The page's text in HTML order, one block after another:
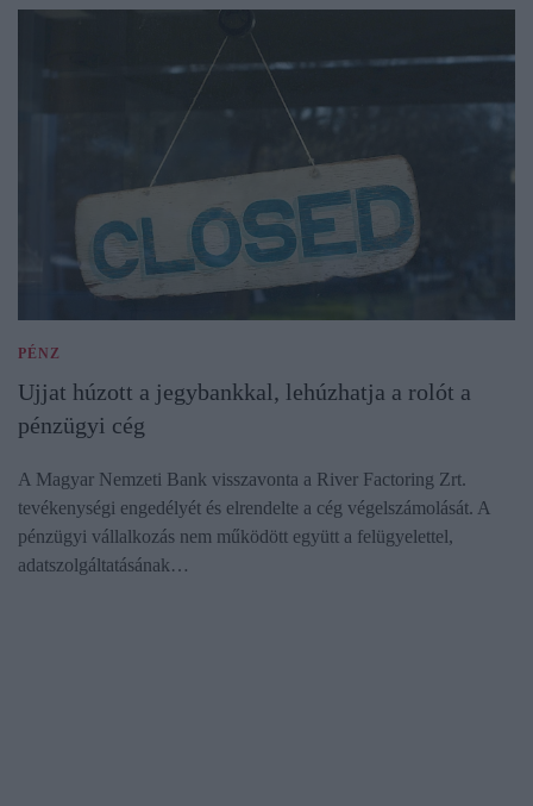
PÉNZ
Ujjat húzott a jegybankkal, lehúzhatja a rolót a
pénzügyi cég
A Magyar Nemzeti Bank visszavonta a River Factoring Zrt.
tevékenységi engedélyét és elrendelte a cég végelszámolását. A
pénzügyi vállalkozás nem működött együtt a felügyelettel,
adatszolgáltatásának…